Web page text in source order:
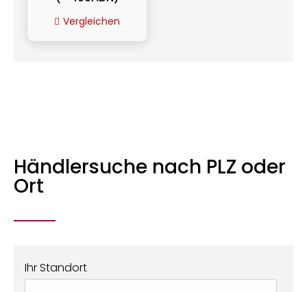
Vergleichen
Händlersuche nach PLZ oder
Ort
Ihr Standort